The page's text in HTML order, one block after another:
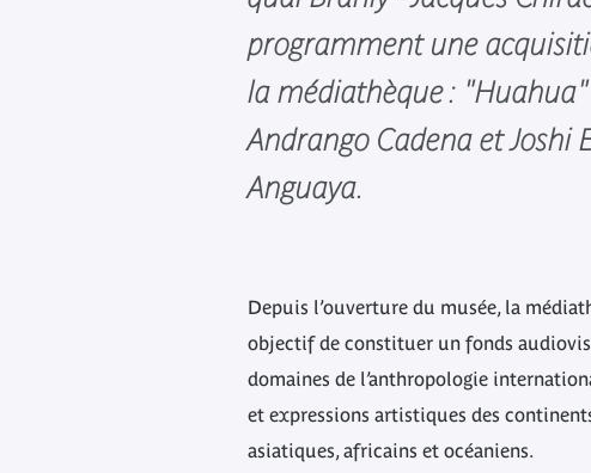
programment une
la médiathèque :
Andrango Cadena et Joshi
Anguaya.
Depuis l’ouverture du musée, la
objectif de constituer un fonds
domaines de l’anthropologie
et expressions artistiques des
asiatiques, africains et océaniens.